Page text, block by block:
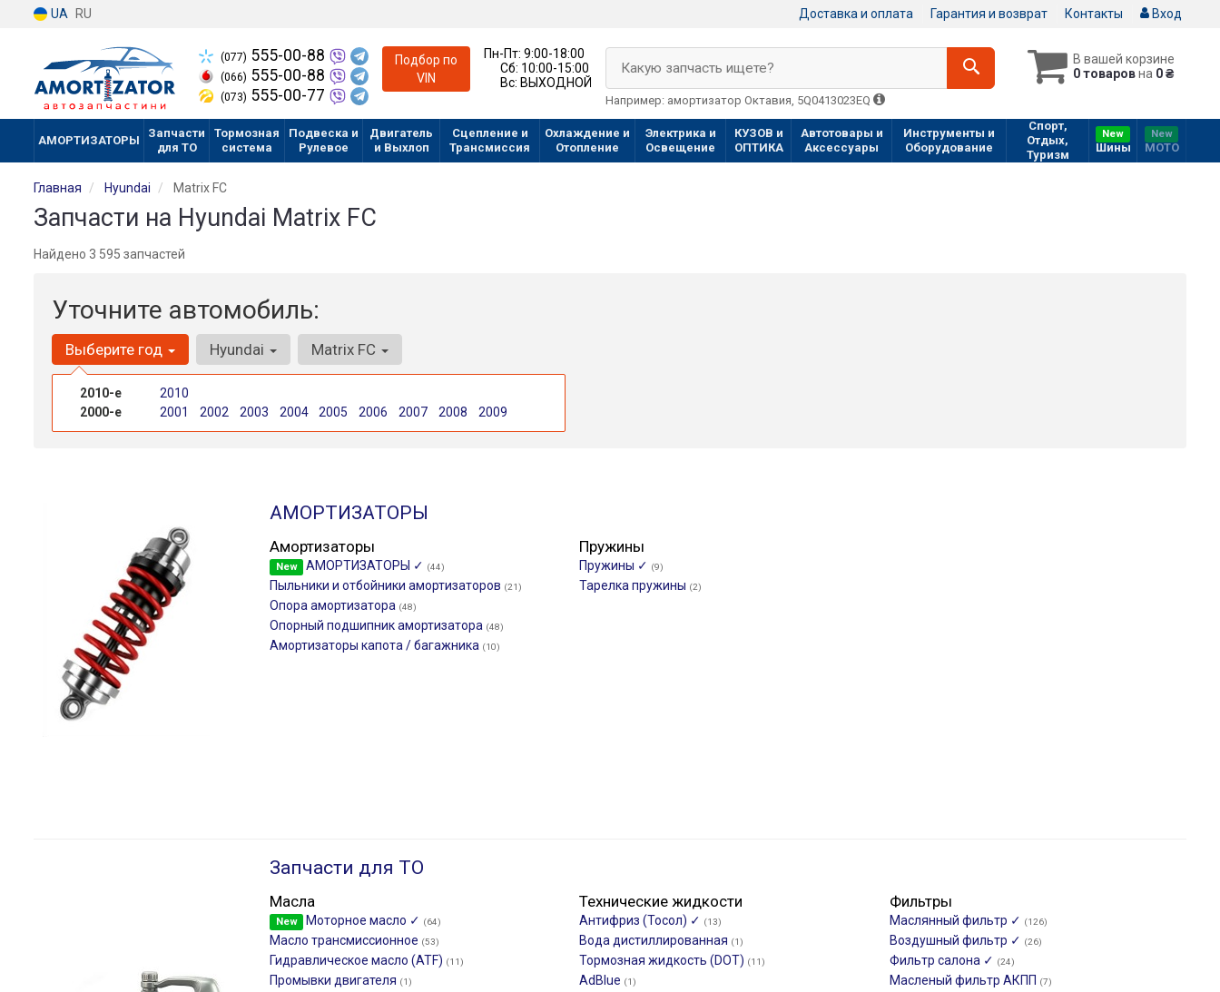
UA RU Доставка и оплата Гарантия и возврат Контакты Вход
(077) 555-00-88
(066) 555-00-88
(073) 555-00-77
Подбор по
VIN
Пн-Пт:9:00-18:00
Сб: 10:00-15:00
Вс: ВЫХОДНОЙ
В вашей корзине
0 товаровна 0 ₴
Какую запчасть ищете?
Например: амортизатор Октавия, 5Q0413023EQ
АМОРТИЗАТОРЫ
Запчасти
для ТО
Тормозная
система
Подвеска и
Рулевое
Двигатель
и Выхлоп
Сцепление и
Трансмиссия
Охлаждение и
Отопление
Электрика и
Освещение
КУЗОВ и
ОПТИКА
Автотовары и
Аксессуары
Инструменты и
Оборудование
Спорт,
Отдых,
Туризм
New
Шины
New
МOTO
Главная Hyundai Matrix FC
Запчасти на Hyundai Matrix FC
Найдено 3 595 запчастей
Уточните автомобиль:
Выберите год
2010-е
2010
2000-е
2001 2002 2003 2004 2005 2006 2007 2008 2009
Hyundai Matrix FC
АМОРТИЗАТОРЫ
Амортизаторы
New АМОРТИЗАТОРЫ ✓ (44)
Пыльники и отбойники амортизаторов (21)
Опора амортизатора (48)
Опорный подшипник амортизатора (48)
Амортизаторы капота / багажника (10)
Пружины
Пружины ✓ (9)
Тарелка пружины (2)
Запчасти для ТО
Масла
New Моторное масло ✓ (64)
Масло трансмиссионное (53)
Гидравлическое масло (ATF) (11)
Промывки двигателя (1)
Технические жидкости
Антифриз (Тосол) ✓ (13)
Вода дистиллированная (1)
Тормозная жидкость (DOT) (11)
AdBlue (1)
Фильтры
Маслянный фильтр ✓ (126)
Воздушный фильтр ✓ (26)
Фильтр салона ✓ (24)
Масленый фильтр АКПП (7)